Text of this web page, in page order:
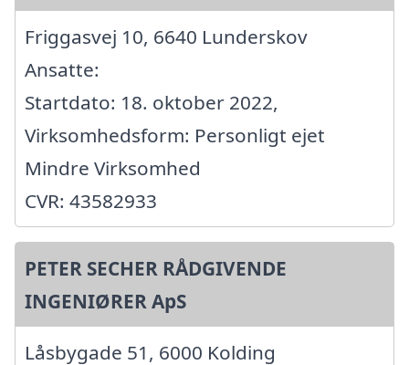
Friggasvej 10, 6640 Lunderskov
Ansatte:
Startdato: 18. oktober 2022,
Virksomhedsform: Personligt ejet
Mindre Virksomhed
CVR: 43582933
PETER SECHER RÅDGIVENDE
INGENIØRER ApS
Låsbygade 51, 6000 Kolding